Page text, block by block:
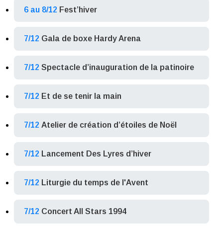
6 au 8/12 Fest’hiver
7/12 Gala de boxe Hardy Arena
7/12 Spectacle d’inauguration de la patinoire
7/12 Et de se tenir la main
7/12 Atelier de création d’étoiles de Noël
7/12 Lancement Des Lyres d’hiver
7/12 Liturgie du temps de l'Avent
7/12 Concert All Stars 1994